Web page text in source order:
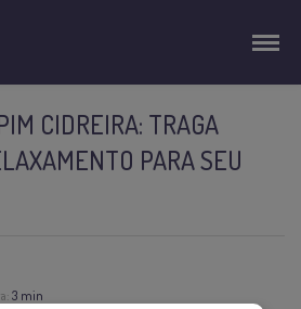
CIDREIRA: TRAGA
PARA SEU
3 min